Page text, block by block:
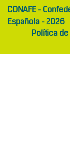
girls
abaya
maltepe
otelCONAFE -
Española - 2026
Política